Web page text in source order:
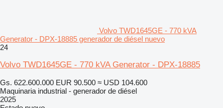
Volvo TWD1645GE - 770 kVA
Generator - DPX-18885 generador de diésel nuevo
24
Volvo TWD1645GE - 770 kVA Generator - DPX-18885
Gs. 622.600.000 EUR 90.500 ≈ USD 104.600
Maquinaria industrial - generador de diésel
2025